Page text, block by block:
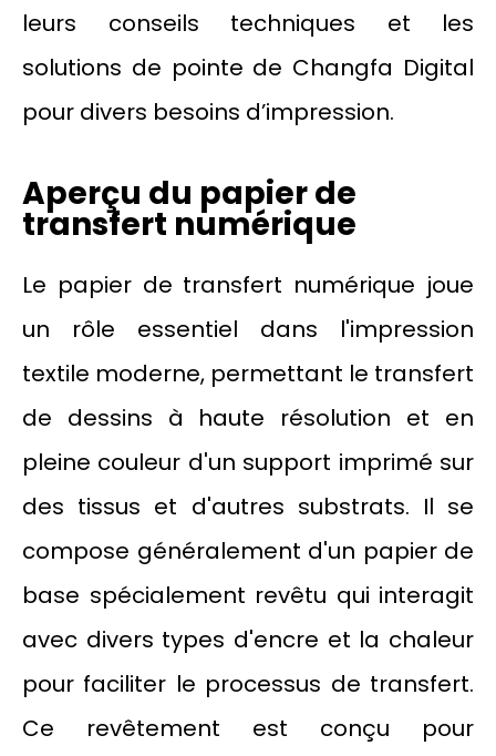
leurs conseils techniques et les
solutions de pointe de Changfa Digital
pour divers besoins d’impression.
Aperçu du papier de
transfert numérique
Le papier de transfert numérique joue
un rôle essentiel dans l'impression
textile moderne, permettant le transfert
de dessins à haute résolution et en
pleine couleur d'un support imprimé sur
des tissus et d'autres substrats. Il se
compose généralement d'un papier de
base spécialement revêtu qui interagit
avec divers types d'encre et la chaleur
pour faciliter le processus de transfert.
Ce revêtement est conçu pour